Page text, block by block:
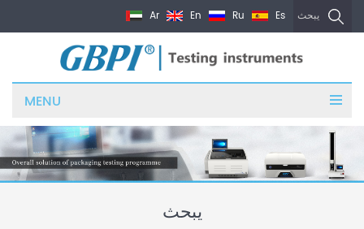
يبحث Ar En Ru Es
MENU
يبحث